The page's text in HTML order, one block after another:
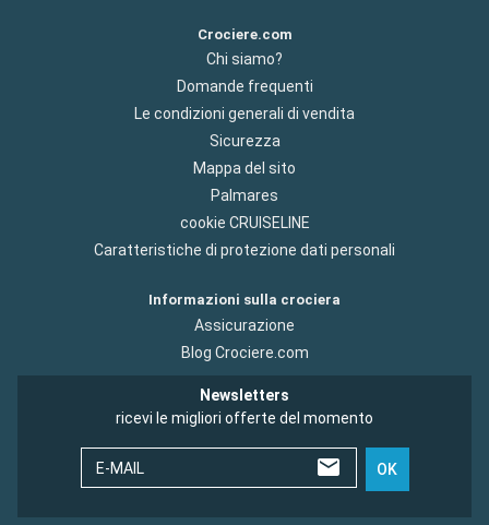
Crociere.com
Chi siamo?
Domande frequenti
Le condizioni generali di vendita
Sicurezza
Mappa del sito
Palmares
cookie CRUISELINE
Caratteristiche di protezione dati personali
Informazioni sulla crociera
Assicurazione
Blog Crociere.com
Newsletters
ricevi le migliori offerte del momento
E-MAIL OK